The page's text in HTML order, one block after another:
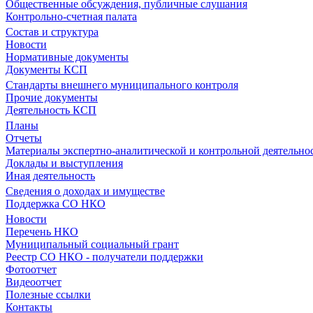
Общественные обсуждения, публичные слушания
Контрольно-счетная палата
Состав и структура
Новости
Нормативные документы
Документы КСП
Стандарты внешнего муниципального контроля
Прочие документы
Деятельность КСП
Планы
Отчеты
Материалы экспертно-аналитической и контрольной
Доклады и выступления
Иная деятельность
Сведения о доходах и имуществе
Поддержка СО НКО
Новости
Перечень НКО
Муниципальный социальный грант
Реестр СО НКО - получатели поддержки
Фотоотчет
Видеоотчет
Полезные ссылки
Контакты